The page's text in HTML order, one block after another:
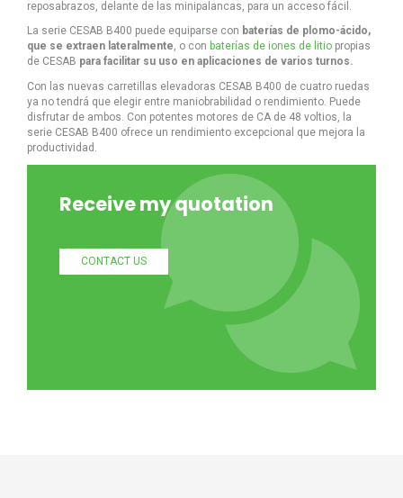
reposabrazos, delante de las minipalancas, para un acceso fácil.
La serie CESAB B400 puede equiparse con baterías de plomo-ácido,
que se extraen lateralmente, o con baterías de iones de litio propias
de CESAB para facilitar su uso en aplicaciones de varios turnos.
Con las nuevas carretillas elevadoras CESAB B400 de cuatro ruedas
ya no tendrá que elegir entre maniobrabilidad o rendimiento. Puede
disfrutar de ambos. Con potentes motores de CA de 48 voltios, la
serie CESAB B400 ofrece un rendimiento excepcional que mejora la
productividad.
Receive my quotation
CONTACT US